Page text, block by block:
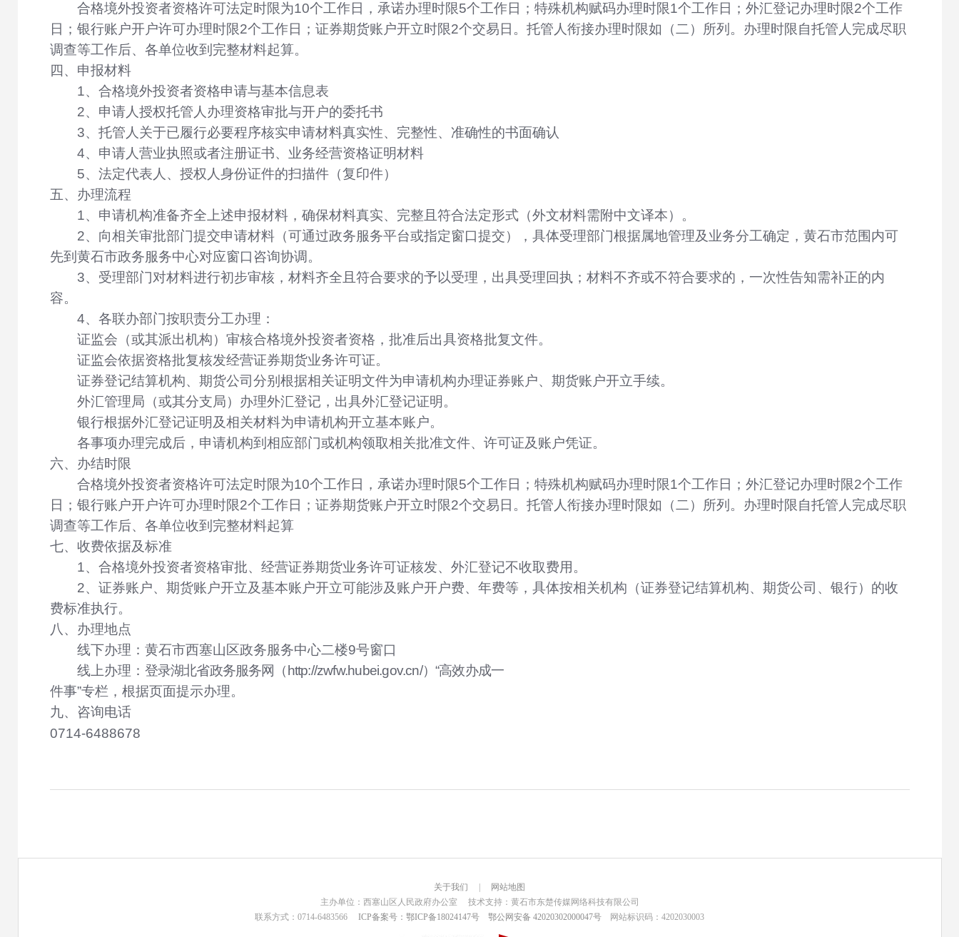
合格境外投资者资格许可法定时限为10个工作日，承诺办理时限5个工作日；特殊机构赋码办理时限1个工作日；外汇登记办理时限2个工作
日；银行账户开户许可办理时限2个工作日；证券期货账户开立时限2个交易日。托管人衔接办理时限如（二）所列。办理时限自托管人完成尽职
调查等工作后、各单位收到完整材料起算。
四、申报材料
1、合格境外投资者资格申请与基本信息表
2、申请人授权托管人办理资格审批与开户的委托书
3、托管人关于已履行必要程序核实申请材料真实性、完整性、准确性的书面确认
4、申请人营业执照或者注册证书、业务经营资格证明材料
5、法定代表人、授权人身份证件的扫描件（复印件）
五、办理流程
1、申请机构准备齐全上述申报材料，确保材料真实、完整且符合法定形式（外文材料需附中文译本）。
2、向相关审批部门提交申请材料（可通过政务服务平台或指定窗口提交），具体受理部门根据属地管理及业务分工确定，黄石市范围内可
先到黄石市政务服务中心对应窗口咨询协调。
3、受理部门对材料进行初步审核，材料齐全且符合要求的予以受理，出具受理回执；材料不齐或不符合要求的，一次性告知需补正的内
容。
4、各联办部门按职责分工办理：
证监会（或其派出机构）审核合格境外投资者资格，批准后出具资格批复文件。
证监会依据资格批复核发经营证券期货业务许可证。
证券登记结算机构、期货公司分别根据相关证明文件为申请机构办理证券账户、期货账户开立手续。
外汇管理局（或其分支局）办理外汇登记，出具外汇登记证明。
银行根据外汇登记证明及相关材料为申请机构开立基本账户。
各事项办理完成后，申请机构到相应部门或机构领取相关批准文件、许可证及账户凭证。
六、办结时限
合格境外投资者资格许可法定时限为10个工作日，承诺办理时限5个工作日；特殊机构赋码办理时限1个工作日；外汇登记办理时限2个工作
日；银行账户开户许可办理时限2个工作日；证券期货账户开立时限2个交易日。托管人衔接办理时限如（二）所列。办理时限自托管人完成尽职
调查等工作后、各单位收到完整材料起算
七、收费依据及标准
1、合格境外投资者资格审批、经营证券期货业务许可证核发、外汇登记不收取费用。
2、证券账户、期货账户开立及基本账户开立可能涉及账户开户费、年费等，具体按相关机构（证券登记结算机构、期货公司、银行）的收
费标准执行。
八、办理地点
线下办理：黄石市西塞山区政务服务中心二楼9号窗口
线上办理： 登录湖北省政务服务网（http://zwfw.hubei.gov.cn/）“高效办成一
件事”专栏，根据页面提示办理。
九、咨询电话
0714-6488678
关于我们
网站地图
主办单位：西塞山区人民政府办公室 技术支持：黄石市东楚传媒网络科技有限公司
联系方式：0714-6483566 ICP备案号：鄂ICP备18024147号 鄂公网安备 42020302000047号 网站标识码：4202030003